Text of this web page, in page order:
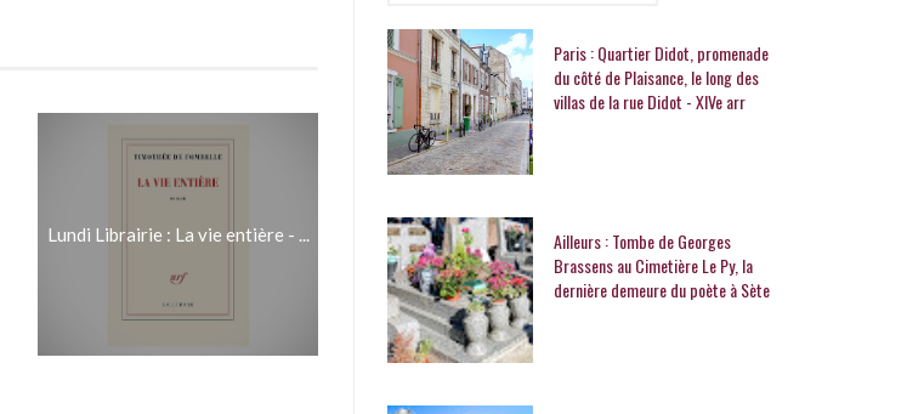
Lundi Librairie : La vie entière - ...
Paris : Quartier Didot, promenade
du côté de Plaisance, le long des
villas de la rue Didot - XIVe arr
Ailleurs : Tombe de Georges
Brassens au Cimetière Le Py, la
dernière demeure du poète à Sète